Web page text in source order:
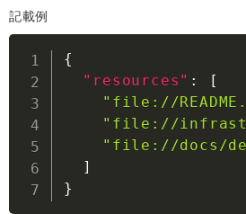
記載例
{
"resources" :
[
"file://
"file://
"file://docs/
]
}